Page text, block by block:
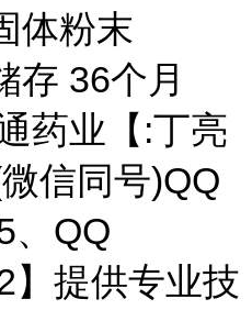
体粉末
存 36个月
药业【:丁亮
信同号)QQ
、QQ
】提供专业技